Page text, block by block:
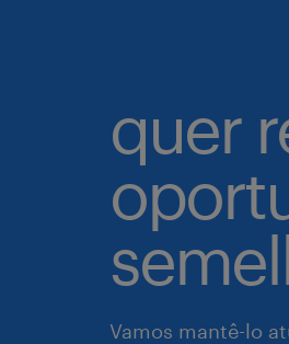
quer
Vamos mantê-lo